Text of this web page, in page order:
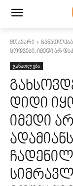
მთავარი განათლება
ცოდვები, იმედი არ
განათლება
დიდი
იმედი